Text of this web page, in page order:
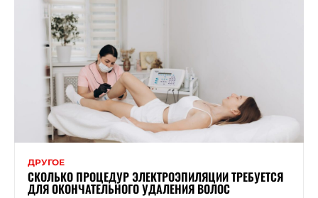
ДРУГОЕ
СКОЛЬКО ПРОЦЕДУР ЭЛЕКТРОЭПИЛЯЦИИ ТРЕБУЕТСЯ
ДЛЯ ОКОНЧАТЕЛЬНОГО УДАЛЕНИЯ ВОЛОС